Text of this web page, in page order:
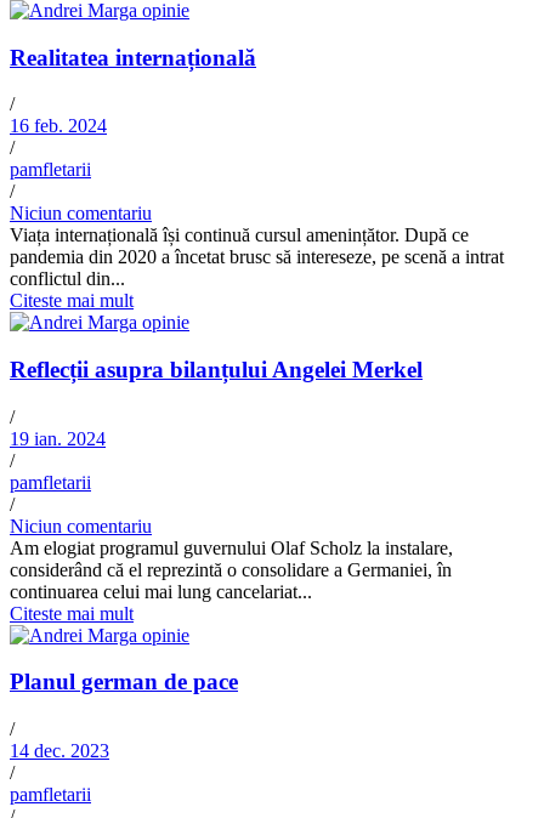
Realitatea internațională
/
16 feb. 2024
/
pamfletarii
/
Niciun comentariu
Viața internațională își continuă cursul amenințător. După ce
pandemia din 2020 a încetat brusc să intereseze, pe scenă a intrat
conflictul din...
Citeste mai mult
Reflecții asupra bilanțului Angelei Merkel
/
19 ian. 2024
/
pamfletarii
/
Niciun comentariu
Am elogiat programul guvernului Olaf Scholz la instalare,
considerând că el reprezintă o consolidare a Germaniei, în
continuarea celui mai lung cancelariat...
Citeste mai mult
Planul german de pace
/
14 dec. 2023
/
pamfletarii